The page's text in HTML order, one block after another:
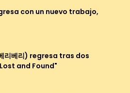
con un nuevo trabajo,
베리베리) regresa tras dos
and Found"